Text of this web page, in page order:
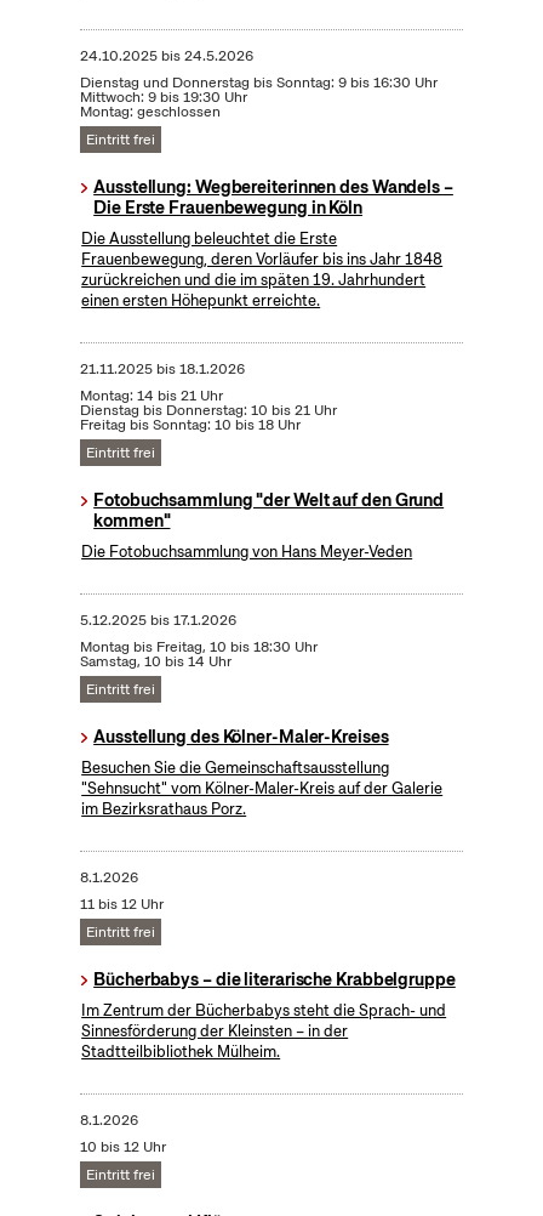
24.10.2025bis24.5.2026
Dienstag und Donnerstag bis Sonntag: 9 bis 16:30 Uhr
Mittwoch: 9 bis 19:30 Uhr
Montag: geschlossen
Eintritt frei
Ausstellung: Wegbereiterinnen des Wandels –
Die Erste Frauenbewegung in Köln
Die Ausstellung beleuchtet die Erste
Frauenbewegung, deren Vorläufer bis ins Jahr 1848
zurückreichen und die im späten 19. Jahrhundert
einen ersten Höhepunkt erreichte.
21.11.2025bis18.1.2026
Montag: 14 bis 21 Uhr
Dienstag bis Donnerstag: 10 bis 21 Uhr
Freitag bis Sonntag: 10 bis 18 Uhr
Eintritt frei
Fotobuchsammlung "der Welt auf den Grund
kommen"
Die Fotobuchsammlung von Hans Meyer-Veden
5.12.2025bis17.1.2026
Montag bis Freitag, 10 bis 18:30 Uhr
Samstag, 10 bis 14 Uhr
Eintritt frei
Ausstellung des Kölner-Maler-Kreises
Besuchen Sie die Gemeinschaftsausstellung
"Sehnsucht" vom Kölner-Maler-Kreis auf der Galerie
im Bezirksrathaus Porz.
8.1.2026
11 bis 12 Uhr
Eintritt frei
Bücherbabys – die literarische Krabbelgruppe
Im Zentrum der Bücherbabys steht die Sprach- und
Sinnesförderung der Kleinsten – in der
Stadtteilbibliothek Mülheim.
8.1.2026
10 bis 12 Uhr
Eintritt frei